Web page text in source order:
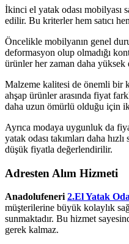
İkinci el yatak odası mobilyası
edilir. Bu kriterler hem satıcı
Öncelikle mobilyanın genel
deformasyon olup olmadığı
ürünler her zaman daha yüksek
Malzeme kalitesi de önemli bir
ahşap ürünler arasında fiyat
daha uzun ömürlü olduğu için
Ayrıca modaya uygunluk da
yatak odası takımları daha
düşük fiyatla değerlendirilir.
Adresten Alım Hizmeti
Anadolufeneri2.El Yatak
müşterilerine büyük kolaylık
sunmaktadır. Bu hizmet
gerek kalmaz.